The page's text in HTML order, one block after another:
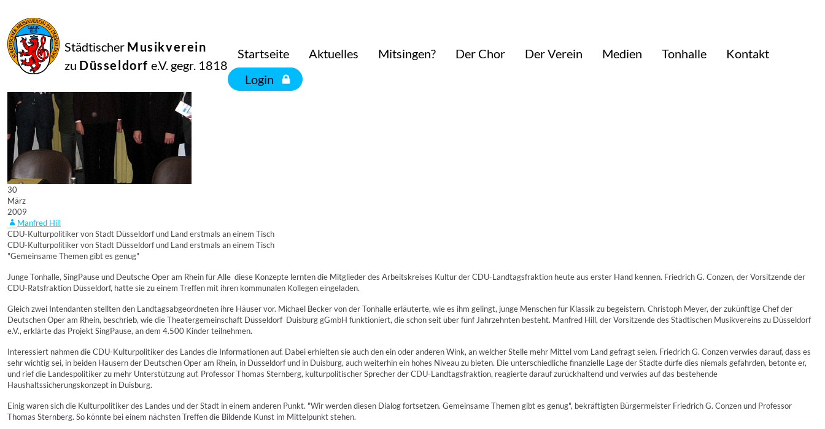
Städtischer Musikverein
zu Düsseldorf e.V. gegr. 1818
Startseite Aktuelles Mitsingen? Der Chor Der Verein Medien Tonhalle
Kontakt
Login
30
März
2009
Manfred Hill
CDU-Kulturpolitiker von Stadt Düsseldorf und Land erstmals an einem Tisch
CDU-Kulturpolitiker von Stadt Düsseldorf und Land erstmals an einem Tisch
"Gemeinsame Themen gibt es genug"
Junge Tonhalle, SingPause und Deutsche Oper am Rhein für Alle  diese Konzepte lernten die Mitglieder des Arbeitskreises Kultur der CDU-Landtagsfraktion heute aus erster Hand kennen. Friedrich G. Conzen, der Vorsitzende der
CDU-Ratsfraktion Düsseldorf, hatte sie zu einem Treffen mit ihren kommunalen Kollegen eingeladen.
Gleich zwei Intendanten stellten den Landtagsabgeordneten ihre Häuser vor. Michael Becker von der Tonhalle erläuterte, wie es ihm gelingt, junge Menschen für Klassik zu begeistern. Christoph Meyer, der zukünftige Chef der
Deutschen Oper am Rhein, beschrieb, wie die Theatergemeinschaft Düsseldorf  Duisburg gGmbH funktioniert, die schon seit über fünf Jahrzehnten besteht. Manfred Hill, der Vorsitzende des Städtischen Musikvereins zu Düsseldorf
e.V., erklärte das Projekt SingPause, an dem 4.500 Kinder teilnehmen.
Interessiert nahmen die CDU-Kulturpolitiker des Landes die Informationen auf. Dabei erhielten sie auch den ein oder anderen Wink, an welcher Stelle mehr Mittel vom Land gefragt seien. Friedrich G. Conzen verwies darauf, dass es
sehr wichtig sei, in beiden Häusern der Deutschen Oper am Rhein, in Düsseldorf und in Duisburg, auch weiterhin ein hohes Niveau zu bieten. Die unterschiedliche finanzielle Lage der Städte dürfe dies niemals gefährden, betonte er,
und rief die Landespolitiker zu mehr Unterstützung auf. Professor Thomas Sternberg, kulturpolitischer Sprecher der CDU-Landtagsfraktion, reagierte darauf zurückhaltend und verwies auf das bestehende
Haushaltssicherungskonzept in Duisburg.
Einig waren sich die Kulturpolitiker des Landes und der Stadt in einem anderen Punkt. "Wir werden diesen Dialog fortsetzen. Gemeinsame Themen gibt es genug", bekräftigten Bürgermeister Friedrich G. Conzen und Professor
Thomas Sternberg. So könnte bei einem nächsten Treffen die Bildende Kunst im Mittelpunkt stehen.